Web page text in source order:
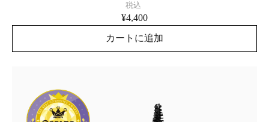
税込
¥4,400
カートに追加